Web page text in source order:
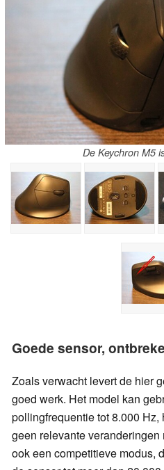
De Keychron M5
Goede sensor,
Zoals verwacht levert de hier
goed werk. Het model kan
pollingfrequentie tot 8.000
geen relevante
ook een competitieve modus,